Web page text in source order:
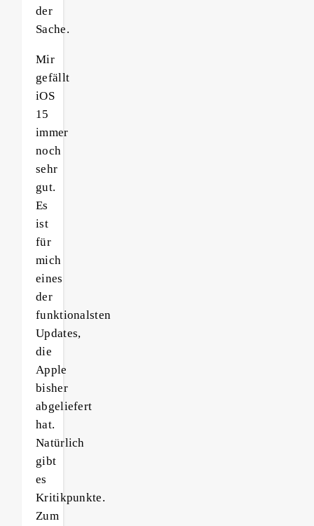
der
Sache.
Mir
gefällt
iOS
15
immer
noch
sehr
gut.
Es
ist
für
mich
eines
der
funktionalsten
Updates,
die
Apple
bisher
abgeliefert
hat.
Natürlich
gibt
es
Kritikpunkte.
Zum